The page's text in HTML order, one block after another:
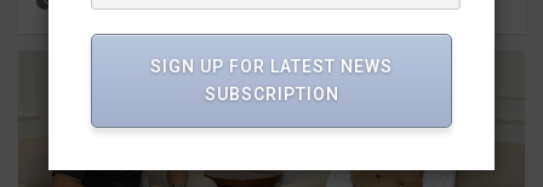
SIGN UP FOR LATEST NEWS
SUBSCRIPTION